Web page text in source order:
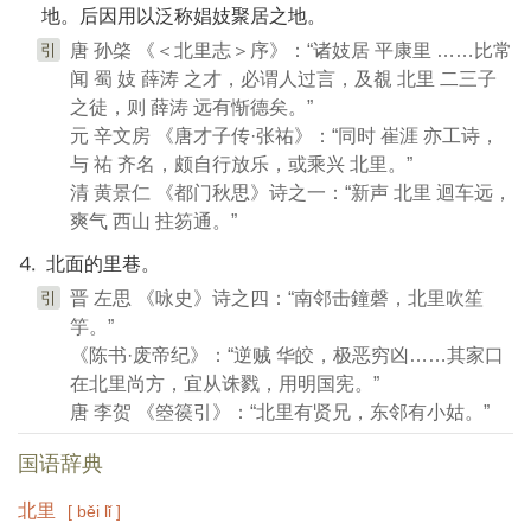
地。后因用以泛称娼妓聚居之地。
引
唐 孙棨 《＜北里志＞序》：“诸妓居 平康里 ……比常
闻 蜀 妓 薛涛 之才，必谓人过言，及覩 北里 二三子
之徒，则 薛涛 远有惭德矣。”
元 辛文房 《唐才子传·张祐》：“同时 崔涯 亦工诗，
与 祐 齐名，颇自行放乐，或乘兴 北里。”
清 黄景仁 《都门秋思》诗之一：“新声 北里 迴车远，
爽气 西山 拄笏通。”
⒋ 北面的里巷。
引
晋 左思 《咏史》诗之四：“南邻击鐘磬，北里吹笙
竽。”
《陈书·废帝纪》：“逆贼 华皎，极恶穷凶……其家口
在北里尚方，宜从诛戮，用明国宪。”
唐 李贺 《箜篌引》：“北里有贤兄，东邻有小姑。”
国语辞典
北里 [ běi lǐ ]